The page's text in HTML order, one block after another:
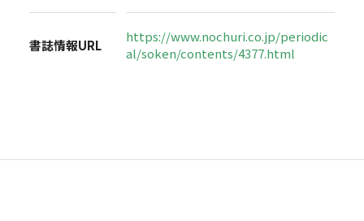
書誌情報URL
https://www.nochuri.co.jp/periodic
al/soken/contents/4377.html